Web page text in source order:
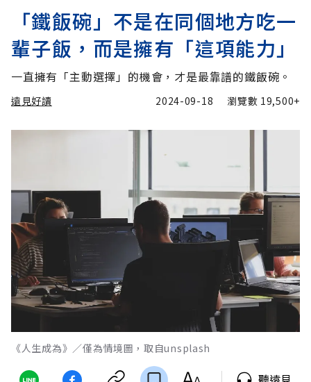
「鐵飯碗」不是在同個地方吃一
輩子飯，而是擁有「這項能力」
一直擁有「主動選擇」的機會，才是最靠譜的鐵飯碗。
遠見好讀 2024-09-18 瀏覽數 19,500+
《人生成為》／僅為情境圖，取自unsplash